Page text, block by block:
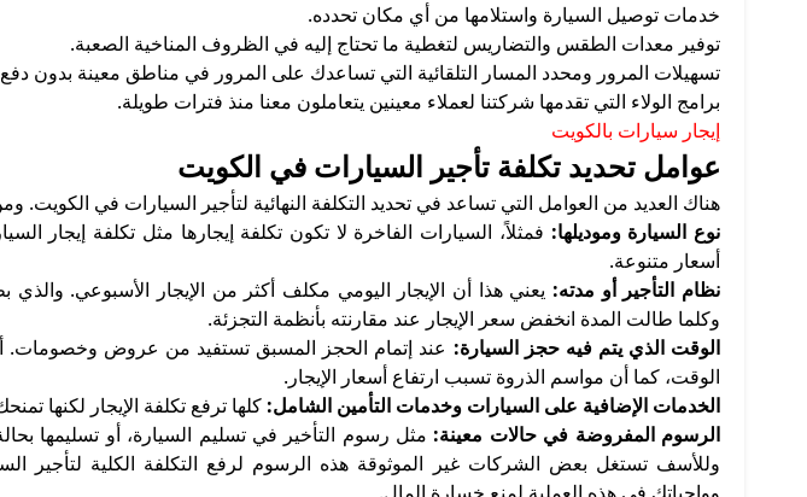
خدمات توصيل السيارة واستلامها من أي مكان تحدده.
توفير معدات الطقس والتضاريس لتغطية ما تحتاج إليه في الظروف المناخية الصعبة.
تسهيلات المرور ومحدد المسار التلقائية التي تساعدك على المرور في مناطق معينة بدون
برامج الولاء التي تقدمها شركتنا لعملاء معينين يتعاملون معنا منذ فترات طويلة.
إيجار سيارات بالكويت
عوامل تحديد تكلفة تأجير السيارات في الكويت
هناك العديد من العوامل التي تساعد في تحديد التكلفة النهائية لتأجير السيارات في الكويت.
نوع السيارة وموديلها: فمثلاً، السيارات الفاخرة لا تكون تكلفة إيجارها مثل تكلفة إيجار
أسعار متنوعة.
نظام التأجير أو مدته: يعني هذا أن الإيجار اليومي مكلف أكثر من الإيجار الأسبوعي.
وكلما طالت المدة انخفض سعر الإيجار عند مقارنته بأنظمة التجزئة.
الوقت الذي يتم فيه حجز السيارة: عند إتمام الحجز المسبق تستفيد من عروض وخصومات.
الوقت، كما أن مواسم الذروة تسبب ارتفاع أسعار الإيجار.
الخدمات الإضافية على السيارات وخدمات التأمين الشامل: كلها ترفع تكلفة الإيجار لكنها
الرسوم المفروضة في حالات معينة: مثل رسوم التأخير في تسليم السيارة، أو تسليمها
وللأسف تستغل بعض الشركات غير الموثوقة هذه الرسوم لرفع التكلفة الكلية لتأجير